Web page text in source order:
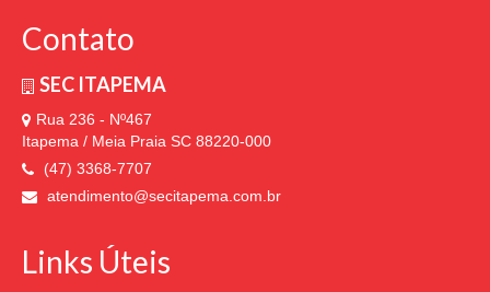
Contato
SEC ITAPEMA
Rua 236 - Nº467
Itapema / Meia Praia SC 88220-000
(47) 3368-7707
atendimento@secitapema.com.br
Links Úteis